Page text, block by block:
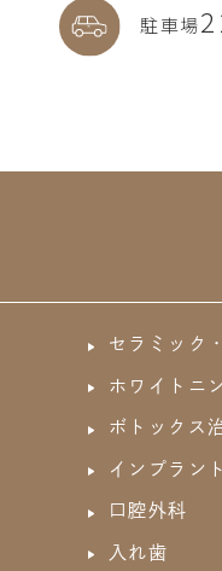
駐車場
セラミック
ホワイトニ
ボトックス
インプラント
口腔外科
入れ歯